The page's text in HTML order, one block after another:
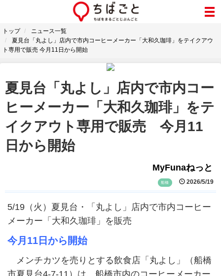
トップ
ニュース一覧
夏見台「丸よし」店内で市内コーヒーメーカー「大和久珈琲」をテイクアウ
ト専用で販売 今月11日から開始
夏見台「丸よし」店内で市内コー
ヒーメーカー「大和久珈琲」をテ
イクアウト専用で販売 今月11
日から開始
MyFunaねっと
船橋 2026/5/19
5/19（火）夏見台・「丸よし」店内で市内コーヒー
メーカー「大和久珈琲」を販売
今月11日から開始
メンチカツを売りとする飲食店「丸よし」（船橋